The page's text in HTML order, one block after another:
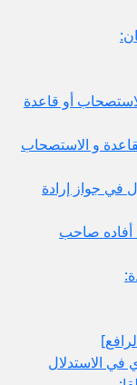
أو قاعدة
و الاستصحاب
جواز إرادة
أفاده صاحب
في الاستدلال